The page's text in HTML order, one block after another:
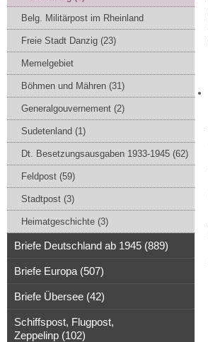
Belg. Militärpost im Rheinland
Freie Stadt Danzig (23)
Memelgebiet
Böhmen und Mähren (31)
Generalgouvernement (2)
Sudetenland (1)
Dt. Besetzungsausgaben 1933-1945 (62)
Feldpost (59)
Stadtpost (3)
Heimatgeschichte (3)
Briefe Deutschland ab 1945 (889)
Briefe Europa (507)
Briefe Übersee (42)
Schiffspost, Flugpost,
Zeppelinp (102)